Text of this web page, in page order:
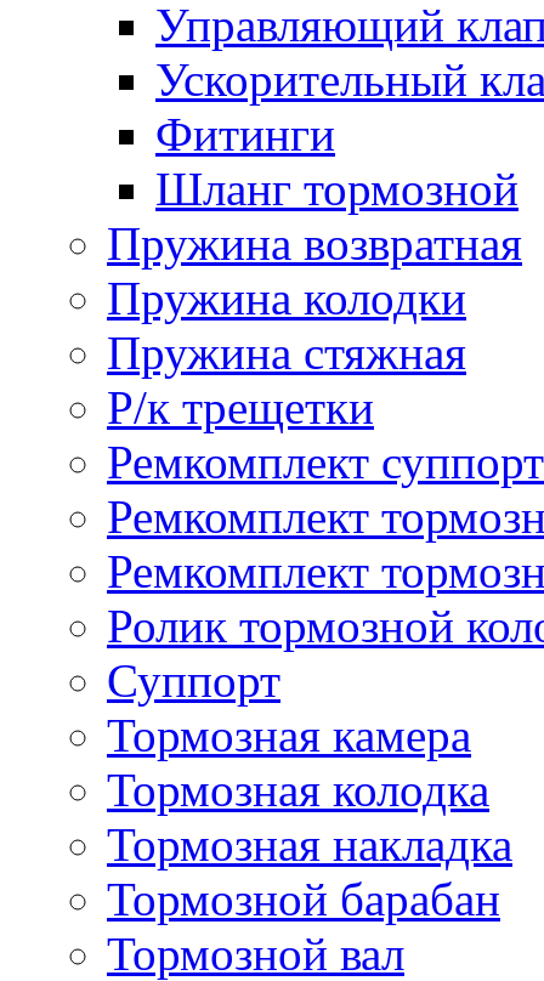
Управляющий
Ускорительный
Фитинги
Шланг тормозной
Пружина возвратная
Пружина колодки
Пружина стяжная
Р/к трещетки
Ремкомплект
Ремкомплект
Ремкомплект
Ролик тормозной
Суппорт
Тормозная камера
Тормозная колодка
Тормозная накладка
Тормозной барабан
Тормозной вал